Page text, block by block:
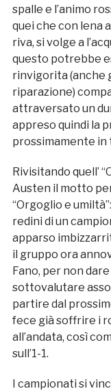
spalle e l’animo
quei che con lena
riva, si volge a
questo potrebbe
rinvigorita (anche
riparazione)
attraversato un
appreso quindi la
prossimamente in
Rivisitando quell’
Austen il motto
“Orgoglio e
redini di un
apparso
il gruppo ora
Fano, per non
sottovalutare
partire dal
fece già soffrire i
all’andata, così
sull’1-1.
I campionati si